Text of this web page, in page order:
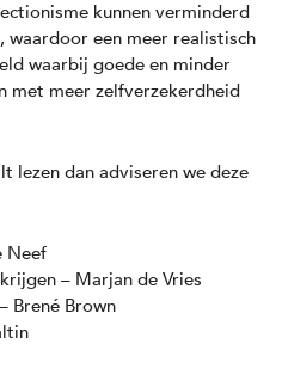
kunnen verminderd
waardoor een meer realistisch
waarbij goede en minder
met meer zelfverzekerdheid
lezen dan adviseren we deze
Neef
– Marjan de Vries
Brené Brown